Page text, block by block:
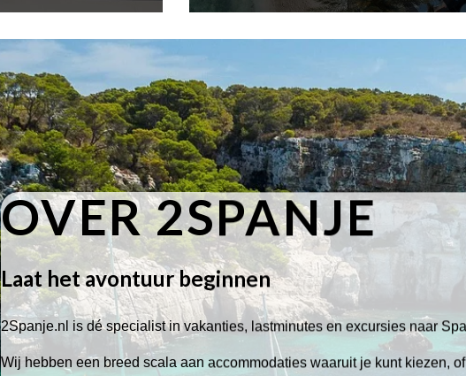
OVER 2SPANJE
Laat het avontuur beginnen
2Spanje.nl is dé specialist in vakanties, lastminutes en excursies naar
Wij hebben een breed scala aan accommodaties waaruit je kunt kiezen,